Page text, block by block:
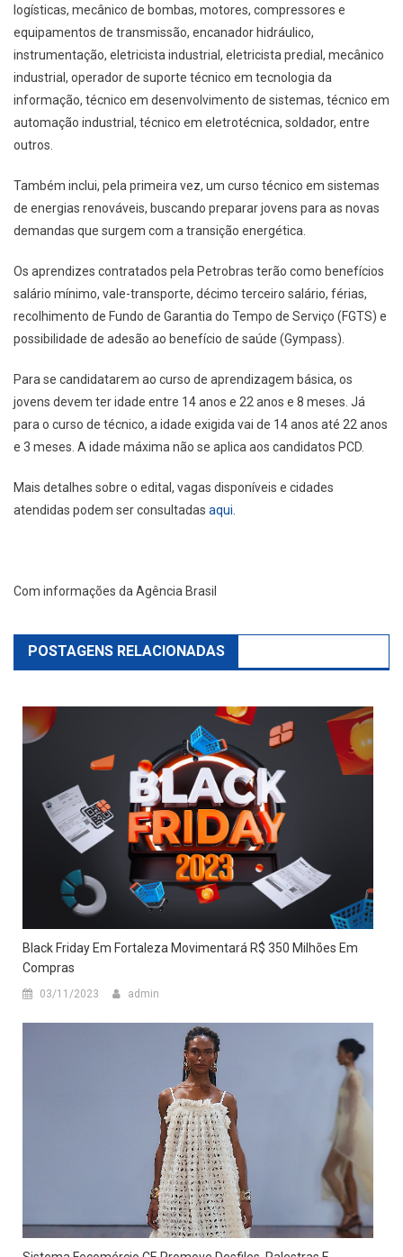
logísticas, mecânico de bombas, motores, compressores e
equipamentos de transmissão, encanador hidráulico,
instrumentação, eletricista industrial, eletricista predial, mecânico
industrial, operador de suporte técnico em tecnologia da
informação, técnico em desenvolvimento de sistemas, técnico em
automação industrial, técnico em eletrotécnica, soldador, entre
outros.
Também inclui, pela primeira vez, um curso técnico em sistemas
de energias renováveis, buscando preparar jovens para as novas
demandas que surgem com a transição energética.
Os aprendizes contratados pela Petrobras terão como benefícios
salário mínimo, vale-transporte, décimo terceiro salário, férias,
recolhimento de Fundo de Garantia do Tempo de Serviço (FGTS) e
possibilidade de adesão ao benefício de saúde (Gympass).
Para se candidatarem ao curso de aprendizagem básica, os
jovens devem ter idade entre 14 anos e 22 anos e 8 meses. Já
para o curso de técnico, a idade exigida vai de 14 anos até 22 anos
e 3 meses. A idade máxima não se aplica aos candidatos PCD.
Mais detalhes sobre o edital, vagas disponíveis e cidades
atendidas podem ser consultadas aqui
Com informações da Agência Brasil
POSTAGENS RELACIONADAS
Black Friday Em Fortaleza Movimentará R$ 350 Milhões Em
Compras
03/11/2023 admin